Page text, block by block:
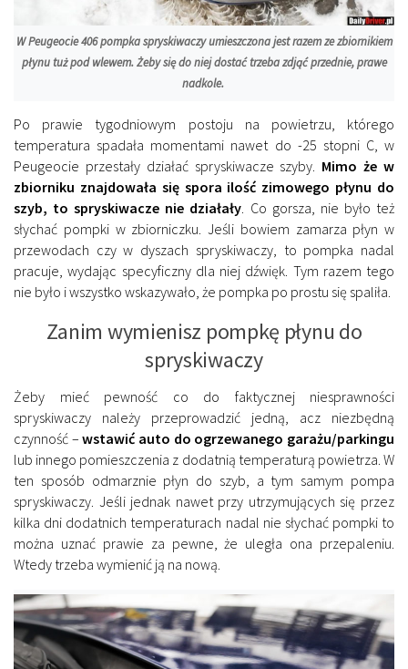
W Peugeocie 406 pompka spryskiwaczy umieszczona jest razem ze zbiornikiem
płynu tuż pod wlewem. Żeby się do niej dostać trzeba zdjąć przednie, prawe
nadkole.
Po prawie tygodniowym postoju na powietrzu, którego
temperatura spadała momentami nawet do -25 stopni C, w
Peugeocie przestały działać spryskiwacze szyby. Mimo że w
zbiorniku znajdowała się spora ilość zimowego płynu do
szyb, to spryskiwacze nie działały. Co gorsza, nie było też
słychać pompki w zbiorniczku. Jeśli bowiem zamarza płyn w
przewodach czy w dyszach spryskiwaczy, to pompka nadal
pracuje, wydając specyficzny dla niej dźwięk. Tym razem tego
nie było i wszystko wskazywało, że pompka po prostu się spaliła.
Zanim wymienisz pompkę płynu do
spryskiwaczy
Żeby mieć pewność co do faktycznej niesprawności
spryskiwaczy należy przeprowadzić jedną, acz niezbędną
czynność –wstawić auto do ogrzewanego garażu/parkingu
lub innego pomieszczenia z dodatnią temperaturą powietrza. W
ten sposób odmarznie płyn do szyb, a tym samym pompa
spryskiwaczy. Jeśli jednak nawet przy utrzymujących się przez
kilka dni dodatnich temperaturach nadal nie słychać pompki to
można uznać prawie za pewne, że uległa ona przepaleniu.
Wtedy trzeba wymienić ją na nową.